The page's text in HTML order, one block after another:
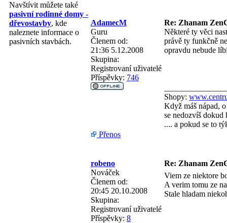
Navštívit můžete také
pasivní rodinné domy -
dřevostavby, kde
naleznete informace o
pasivních stavbách.
AdamecM
Re: Zhanam
Guru
Členem od:
21:36 5.12.2008
Skupina:
Registrovaní uživatelé
Příspěvky: 746
Některé ty věci
právě ty funkčně
opravdu nebude
Shopy:
Když máš nápad,
se nedozvíš dokud
.... a pokud se to
Přenos
robeno
Re: Zhanam
Nováček
Členem od:
20:45 20.10.2008
Skupina:
Registrovaní uživatelé
Příspěvky: 8
Viem ze niektore
A verim tomu ze
Stale hladam